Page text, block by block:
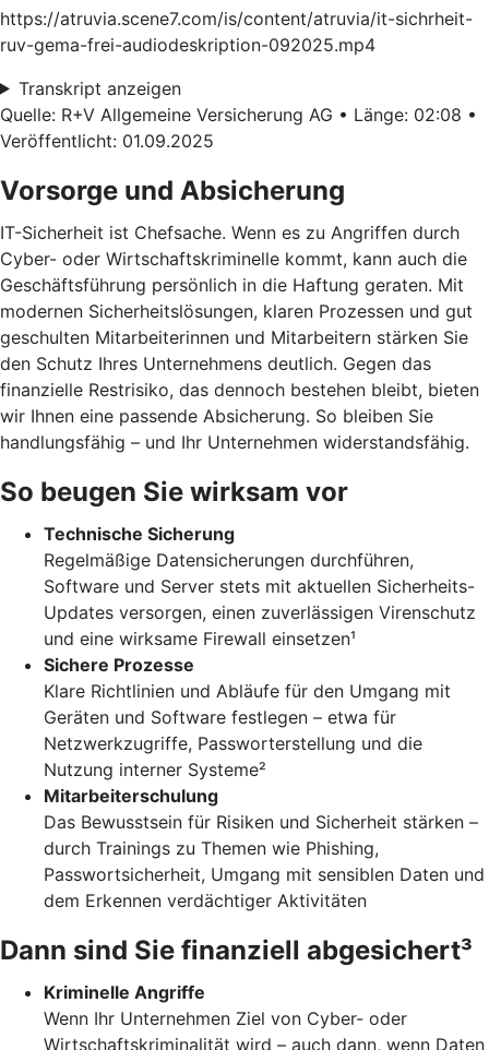
https://atruvia.scene7.com/is/content/atruvia/it-sichrheit-
ruv-gema-frei-audiodeskription-092025.mp4
Transkript anzeigen
Quelle: R+V Allgemeine Versicherung AG • Länge: 02:08 •
Veröffentlicht: 01.09.2025
Vorsorge und Absicherung
IT-Sicherheit ist Chefsache. Wenn es zu Angriffen durch
Cyber- oder Wirtschaftskriminelle kommt, kann auch die
Geschäftsführung persönlich in die Haftung geraten. Mit
modernen Sicherheitslösungen, klaren Prozessen und gut
geschulten Mitarbeiterinnen und Mitarbeitern stärken Sie
den Schutz Ihres Unternehmens deutlich. Gegen das
finanzielle Restrisiko, das dennoch bestehen bleibt, bieten
wir Ihnen eine passende Absicherung. So bleiben Sie
handlungsfähig – und Ihr Unternehmen widerstandsfähig.
So beugen Sie wirksam vor
Technische Sicherung
Regelmäßige Datensicherungen durchführen,
Software und Server stets mit aktuellen Sicherheits-
Updates versorgen, einen zuverlässigen Virenschutz
und eine wirksame Firewall einsetzen¹
Sichere Prozesse
Klare Richtlinien und Abläufe für den Umgang mit
Geräten und Software festlegen – etwa für
Netzwerkzugriffe, Passworterstellung und die
Nutzung interner Systeme²
Mitarbeiterschulung
Das Bewusstsein für Risiken und Sicherheit stärken –
durch Trainings zu Themen wie Phishing,
Passwortsicherheit, Umgang mit sensiblen Daten und
dem Erkennen verdächtiger Aktivitäten
Dann sind Sie finanziell abgesichert³
Kriminelle Angriffe
Wenn Ihr Unternehmen Ziel von Cyber- oder
Wirtschaftskriminalität wird – auch dann, wenn Daten